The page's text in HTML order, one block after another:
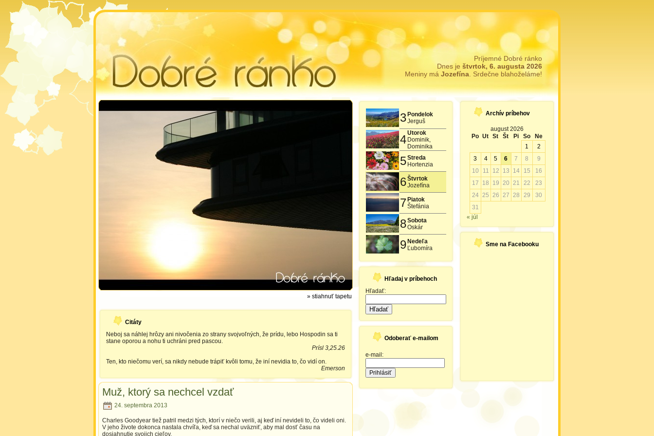
Príjemné Dobré ránko
Dnes je štvrtok, 6. augusta 2026
Meniny má Jozefína . Srdečne blahoželáme!
» stiahnuť tapetu
Citáty
Neboj sa náhlej hrôzy ani nivočenia zo strany svojvoľných, že prídu, lebo Hospodin sa ti
stane oporou a nohu ti uchráni pred pascou.
Prísl 3,25.26
Ten, kto niečomu verí, sa nikdy nebude trápiť kvôli tomu, že iní nevidia to, čo vidí on.
Emerson
Muž, ktorý sa nechcel vzdať
24. septembra 2013
Charles Goodyear tiež patril medzi tých, ktorí v niečo verili, aj keď iní nevideli to, čo videli oni.
V jeho živote dokonca nastala chvíľa, keď sa nechal uväzniť, aby mal dosť času na
dosiahnutie svojich cieľov.
3 Pondelok
Jerguš
4Utorok
Dominik,
Dominika
5Streda
Hortenzia
6Štvrtok
Jozefína
7 Piatok
Štefánia
8Sobota
Oskár
9 Nedeľa
Ľubomíra
Hľadaj v príbehoch
Hľadať:
Hľadať
Odoberať e-mailom
e-mail:
Archív príbehov
august 2026
Po Ut St Št Pi So
Ne
1
2
3
4 5 6 7 8
9
10
11 12 13 14 15
16
17
18 19 20 21 22
23
24 25 26 27 28 29
30
31
« júl
Sme na Facebooku